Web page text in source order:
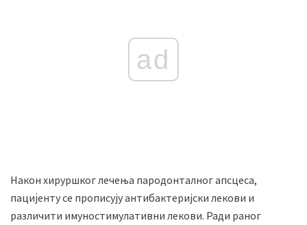
ad
Након хируршког лечења пародонталног апсцеса,
пацијенту се прописују антибактеријски лекови и
различити имуностимулативни лекови. Ради раног